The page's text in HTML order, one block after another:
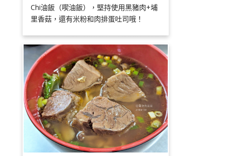
Chi油飯（喫油飯），堅持使用黑豬肉+埔
里香菇，還有米粉和肉排蛋吐司哦！